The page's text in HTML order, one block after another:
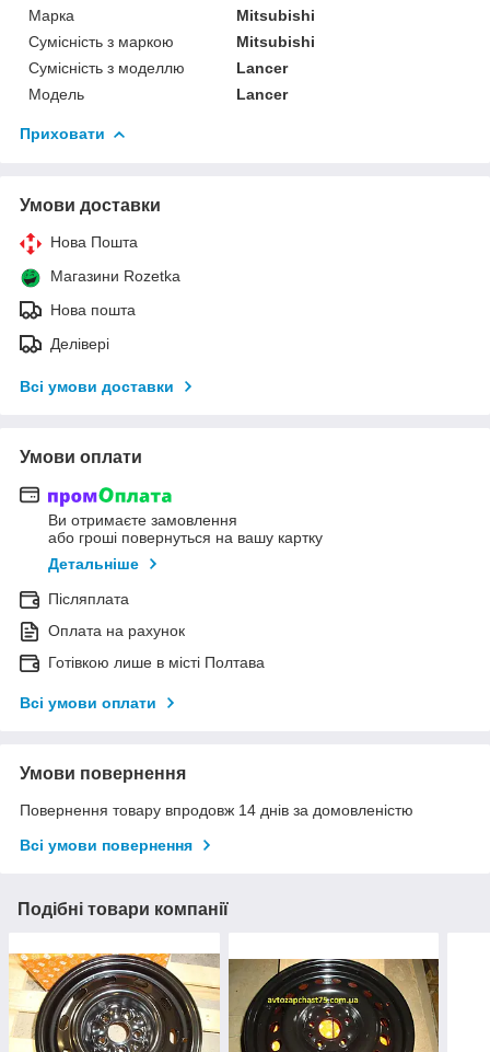
Марка
Mitsubishi
Сумісність з маркою
Mitsubishi
Сумісність з моделлю
Lancer
Модель
Lancer
Приховати
Умови доставки
Нова Пошта
Магазини Rozetka
Нова пошта
Делівері
Всі умови доставки
Умови оплати
Ви отримаєте замовлення
або гроші повернуться на вашу картку
Детальніше
Післяплата
Оплата на рахунок
Готівкою лише в місті Полтава
Всі умови оплати
Умови повернення
Повернення товару впродовж 14 днів за домовленістю
Всі умови повернення
Подібні товари компанії